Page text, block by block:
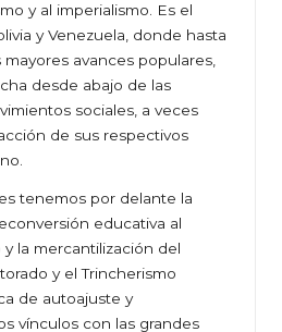
y al imperialismo. Es el
y Venezuela, donde hasta
avances populares,
desde abajo de las
sociales, a veces
de sus respectivos
no.
tenemos por delante la
educativa al
la mercantilización del
y el Trincherismo
de autoajuste y
vínculos con las grandes